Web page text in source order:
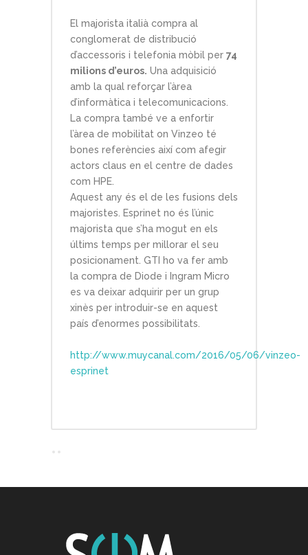
El majorista italià compra al
conglomerat de distribució
d’accessoris i telefonia mòbil per 74
milions d’euros. Una adquisició
amb la qual reforçar l’àrea
d’informàtica i telecomunicacions.
La compra també ve a enfortir
l’àrea de mobilitat on Vinzeo té
bones referències així com afegir
actors claus en el centre de dades
com HPE.
Aquest any és el de les fusions dels
majoristes.
Esprinet no és l’únic
majorista que s’ha mogut en els
últims temps per millorar el seu
posicionament. GTI ho va fer amb
la compra de Diode i Ingram Micro
es va deixar adquirir per un grup
xinès per introduir-se en aquest
país d’enormes possibilitats.
http://www.muycanal.com/2016/05/06/vinzeo-
esprinet